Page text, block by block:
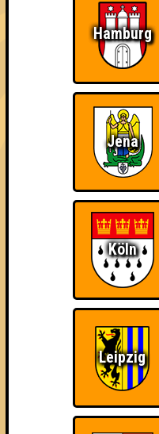
Wir sind immer bei
Ich war da, vor 3000
Da-
Knapp daneben!
Hamburg
Jena
Köln
Leipzig